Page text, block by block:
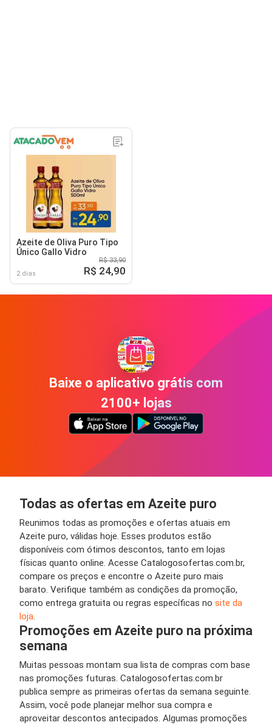
Azeite de Oliva Puro Tipo
Único Gallo Vidro
2 dias
R$ 33,90
R$ 24,90
Baixe o aplicativo grátis com
2100+ lojas
Todas as ofertas em Azeite puro
Reunimos todas as promoções e ofertas atuais em
Azeite puro, válidas hoje. Esses produtos estão
disponíveis com ótimos descontos, tanto em lojas
físicas quanto online. Acesse Catalogosofertas.com.br,
compare os preços e encontre o Azeite puro mais
barato. Verifique também as condições da promoção,
como entrega gratuita ou regras específicas no site da
loja
Promoções em Azeite puro na próxima
semana
Muitas pessoas montam sua lista de compras com base
nas promoções futuras. Catalogosofertas.com.br
publica sempre as primeiras ofertas da semana seguinte.
Assim, você pode planejar melhor sua compra e
aproveitar descontos antecipados. Algumas promoções